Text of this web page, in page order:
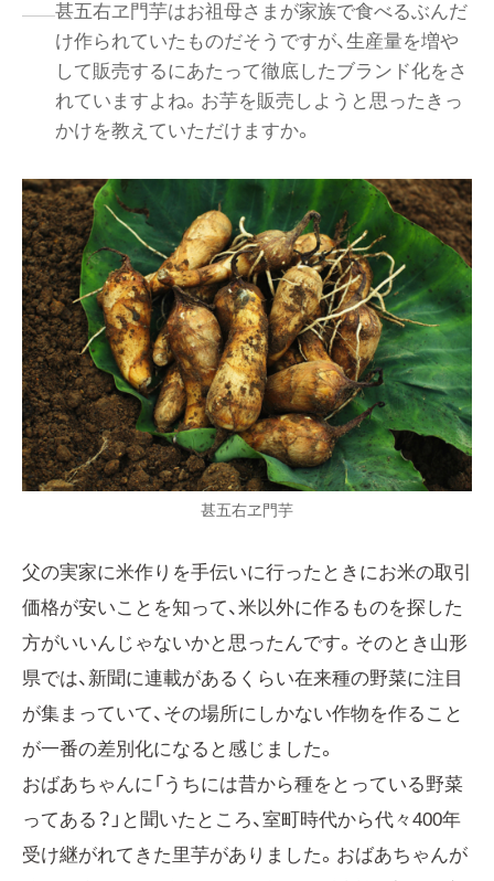
甚五右ヱ門芋はお祖母さまが家族で食べるぶんだ
け作られていたものだそうですが、生産量を増や
して販売するにあたって徹底したブランド化をさ
れていますよね。お芋を販売しようと思ったきっ
かけを教えていただけますか。
甚五右ヱ門芋
父の実家に米作りを手伝いに行ったときにお米の取引
価格が安いことを知って、米以外に作るものを探した
方がいいんじゃないかと思ったんです。そのとき山形
県では、新聞に連載があるくらい在来種の野菜に注目
が集まっていて、その場所にしかない作物を作ること
が一番の差別化になると感じました。
おばあちゃんに「うちには昔から種をとっている野菜
ってある？」と聞いたところ、室町時代から代々400年
受け継がれてきた里芋がありました。おばあちゃんが